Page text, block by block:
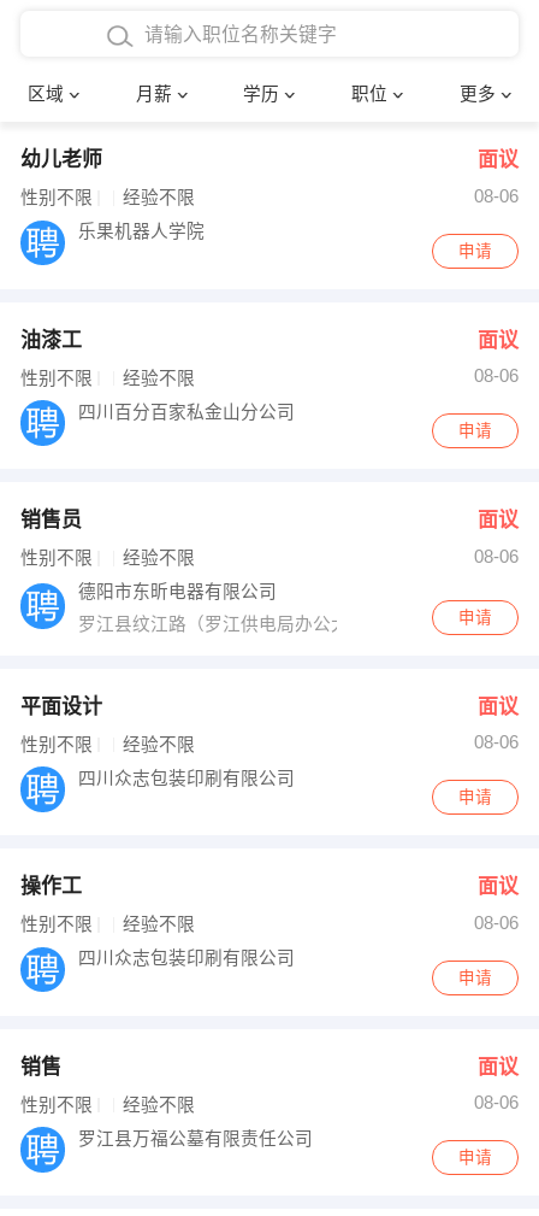
区域 月薪 学历 职位 更多
4000-5000元
8000-12000元
12000-20000元
博士
文员
财务会计
网络IT
快递员
技术员/工程师
水电/机修
出纳
编辑
跟单
其他职位
确定
幼儿老师 面议
性别不限 经验不限
08-06
乐果机器人学院
申请
油漆工 面议
性别不限 经验不限
08-06
四川百分百家私金山分公司
申请
销售员 面议
性别不限 经验不限
08-06
德阳市东昕电器有限公司
罗江县纹江路（罗江供电局办公大楼一楼）
申请
平面设计 面议
性别不限 经验不限
08-06
四川众志包装印刷有限公司
申请
操作工 面议
性别不限 经验不限
08-06
四川众志包装印刷有限公司
申请
销售 面议
性别不限 经验不限
08-06
罗江县万福公墓有限责任公司
申请